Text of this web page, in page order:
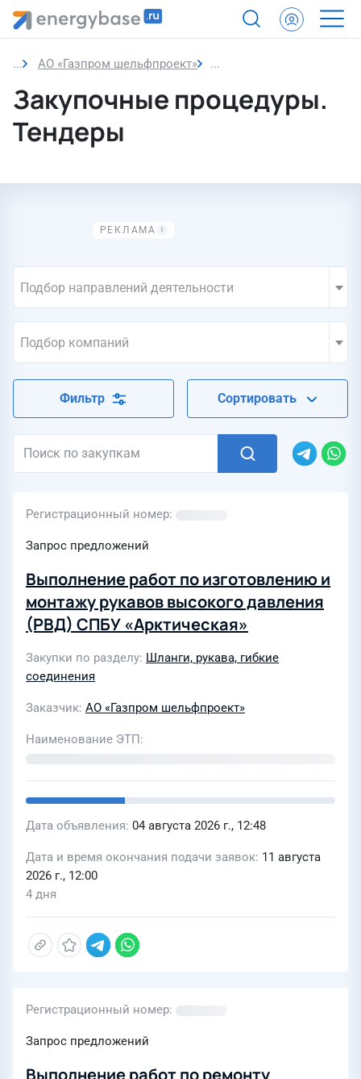
АО «Газпром шельфпроект» Закупки компании
Закупочные процедуры.
Тендеры
Подбор направлений деятельности
Подбор компаний
Фильтр Сортировать
Регистрационный номер
Запрос предложений
Выполнение работ по изготовлению и
монтажу рукавов высокого давления
(РВД) СПБУ «Арктическая»
Закупки по разделу Шланги, рукава, гибкие
соединения
Заказчик АО «Газпром шельфпроект»
Наименование ЭТП
Дата объявления 04 августа 2026 г., 12:48
Дата и время окончания подачи заявок 11 августа
2026 г., 12:00
4 дня
Регистрационный номер
Запрос предложений